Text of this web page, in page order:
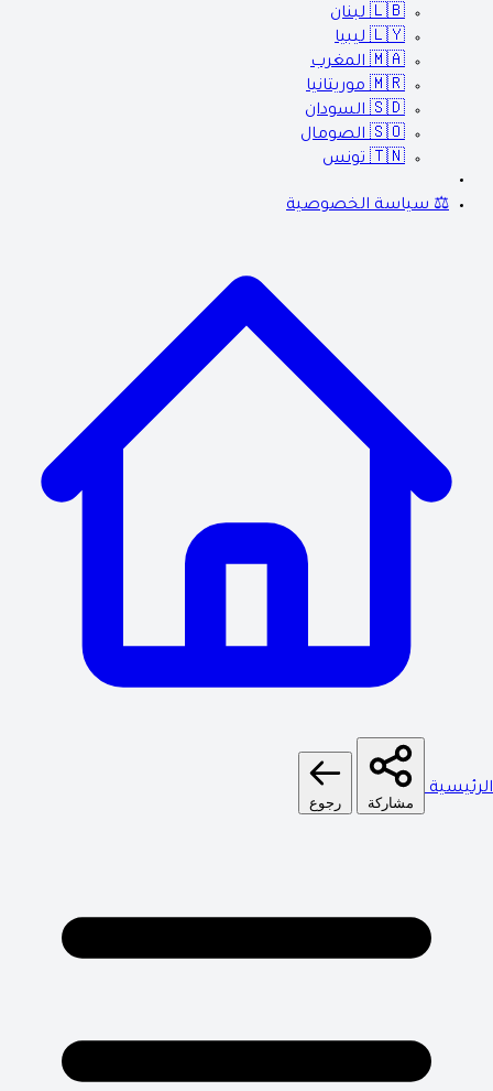
🇱🇧 لبنان
🇱🇾 ليبيا
🇲🇦 المغرب
🇲🇷 موريتانيا
🇸🇩 السودان
🇸🇴 الصومال
🇹🇳 تونس
⚖️ سياسة الخصوصية
الرئيسية
مشاركة رجوع